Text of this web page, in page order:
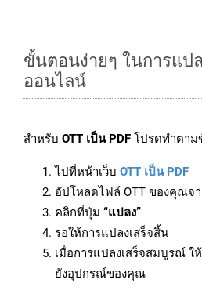
ขั้นตอนง่ายๆ ในการแปล
ออนไลน์
สำหรับ OTT เป็น PDF โปรดทำตาม
ไปที่หน้าเว็บ OTT เป็น PDF
อัปโหลดไฟล์ OTT ของคุณ
คลิกที่ปุ่ม “แปลง”
รอให้การแปลงเสร็จสิ้น
เมื่อการแปลงเสร็จสมบูรณ์ ใ
ยังอุปกรณ์ของคุณ